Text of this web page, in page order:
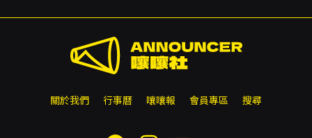
關於我們 行事曆 嚷嚷報 會員專區 搜尋